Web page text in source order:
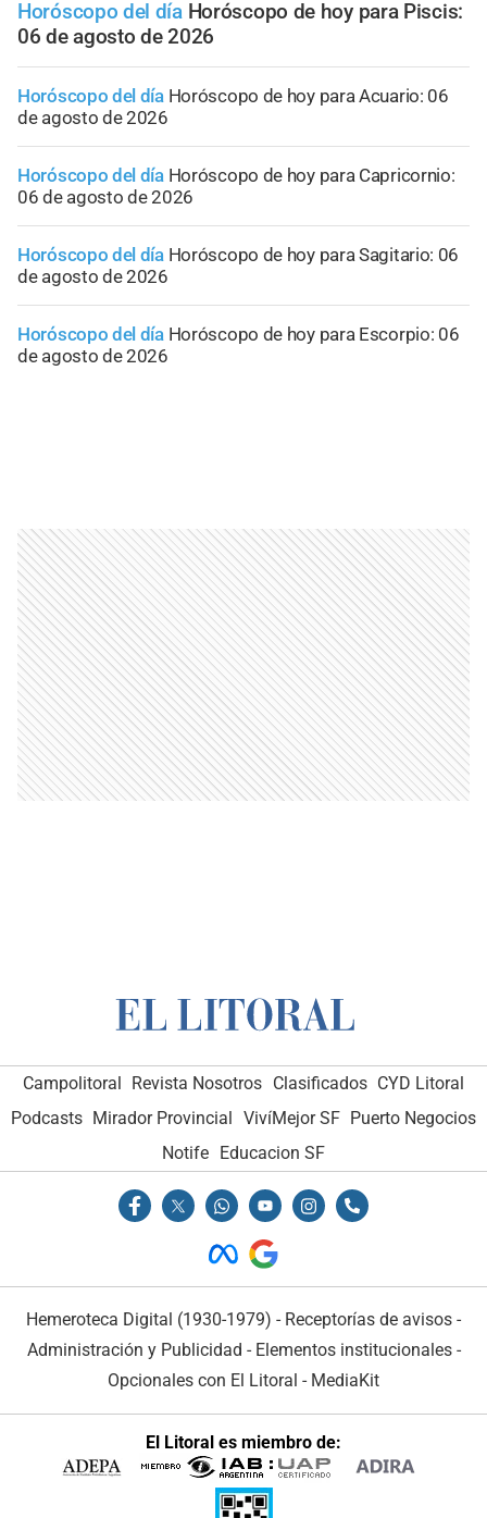
Horóscopo del día Horóscopo de hoy para Piscis:
06 de agosto de 2026
Horóscopo del día Horóscopo de hoy para Acuario: 06
de agosto de 2026
Horóscopo del día Horóscopo de hoy para Capricornio:
06 de agosto de 2026
Horóscopo del día Horóscopo de hoy para Sagitario: 06
de agosto de 2026
Horóscopo del día Horóscopo de hoy para Escorpio: 06
de agosto de 2026
Campolitoral Revista Nosotros Clasificados CYD Litoral
Podcasts Mirador Provincial VivíMejor SF Puerto Negocios
Notife Educacion SF
Hemeroteca Digital (1930-1979) - Receptorías de avisos -
Administración y Publicidad - Elementos institucionales-
Opcionales con El Litoral - MediaKit
El Litoral es miembro de: